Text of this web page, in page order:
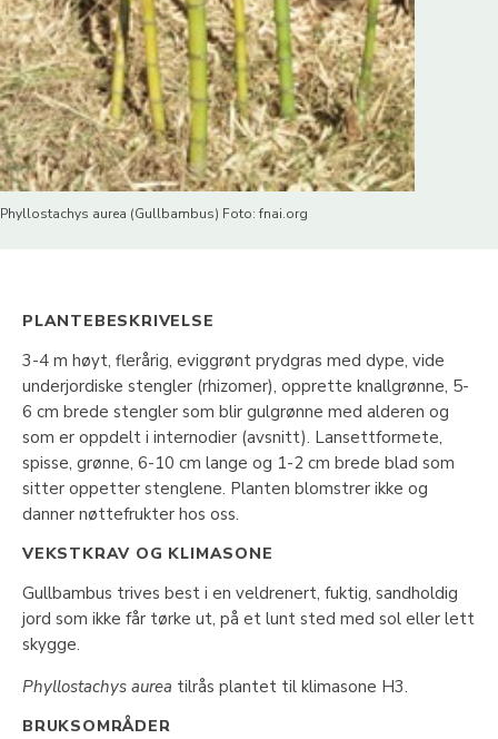
Phyllostachys aurea (Gullbambus) Foto: fnai.org
PLANTEBESKRIVELSE
3-4 m høyt, flerårig, eviggrønt prydgras med dype, vide
underjordiske stengler (rhizomer), opprette knallgrønne, 5-
6 cm brede stengler som blir gulgrønne med alderen og
som er oppdelt i internodier (avsnitt). Lansettformete,
spisse, grønne, 6-10 cm lange og 1-2 cm brede blad som
sitter oppetter stenglene. Planten blomstrer ikke og
danner nøttefrukter hos oss.
VEKSTKRAV OG KLIMASONE
Gullbambus trives best i en veldrenert, fuktig, sandholdig
jord som ikke får tørke ut, på et lunt sted med sol eller lett
skygge.
Phyllostachys aurea tilrås plantet til klimasone H3.
BRUKSOMRÅDER